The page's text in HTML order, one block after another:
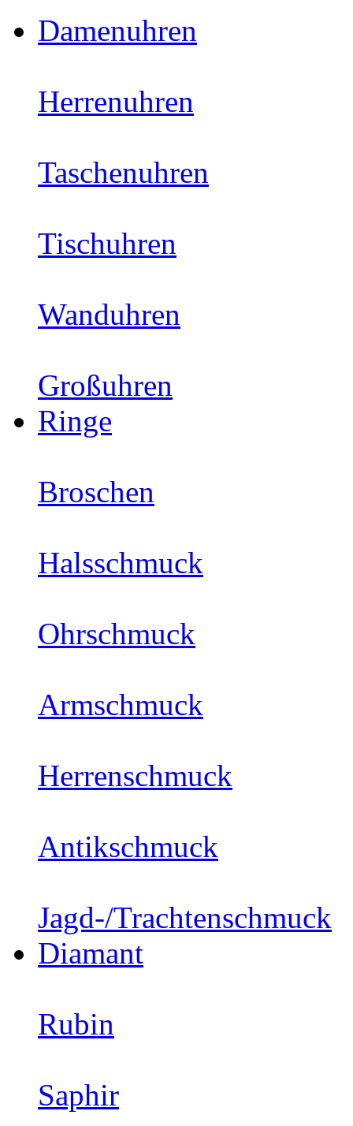
Damenuhren
Herrenuhren
Taschenuhren
Tischuhren
Wanduhren
Großuhren
Ringe
Broschen
Halsschmuck
Ohrschmuck
Armschmuck
Herrenschmuck
Antikschmuck
Jagd-/Trachtenschmuck
Diamant
Rubin
Saphir